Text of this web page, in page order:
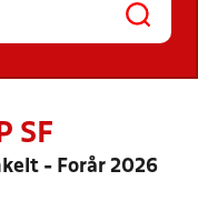
SF
- Forår 2026